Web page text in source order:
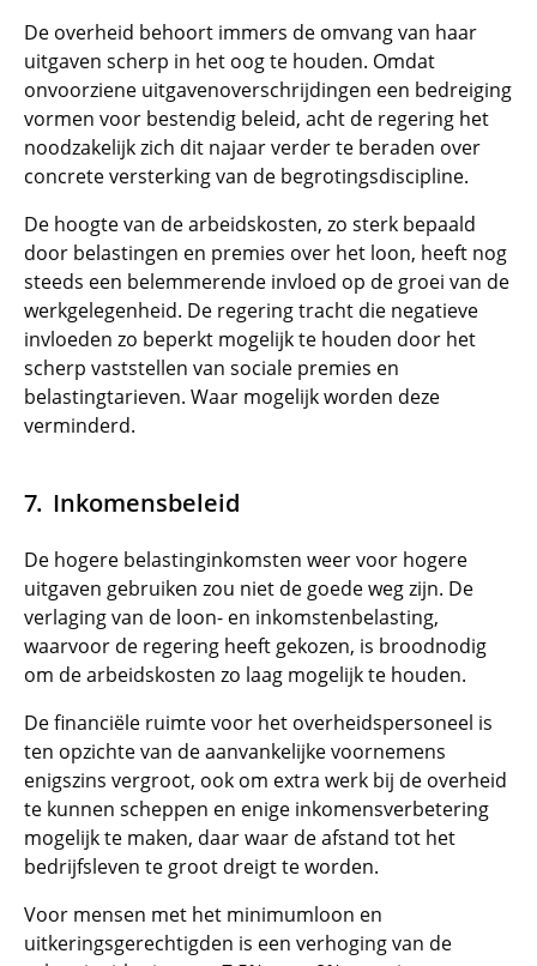
De overheid behoort immers de omvang van haar
uitgaven scherp in het oog te houden. Omdat
onvoorziene uitgavenoverschrijdingen een bedreiging
vormen voor bestendig beleid, acht de regering het
noodzakelijk zich dit najaar verder te beraden over
concrete versterking van de begrotingsdiscipline.
De hoogte van de arbeidskosten, zo sterk bepaald
door belastingen en premies over het loon, heeft nog
steeds een belemmerende invloed op de groei van de
werkgelegenheid. De regering tracht die negatieve
invloeden zo beperkt mogelijk te houden door het
scherp vaststellen van sociale premies en
belastingtarieven. Waar mogelijk worden deze
verminderd.
Inkomensbeleid
De hogere belastinginkomsten weer voor hogere
uitgaven gebruiken zou niet de goede weg zijn. De
verlaging van de loon- en inkomstenbelasting,
waarvoor de regering heeft gekozen, is broodnodig
om de arbeidskosten zo laag mogelijk te houden.
De financiële ruimte voor het overheidspersoneel is
ten opzichte van de aanvankelijke voornemens
enigszins vergroot, ook om extra werk bij de overheid
te kunnen scheppen en enige inkomensverbetering
mogelijk te maken, daar waar de afstand tot het
bedrijfsleven te groot dreigt te worden.
Voor mensen met het minimumloon en
uitkeringsgerechtigden is een verhoging van de